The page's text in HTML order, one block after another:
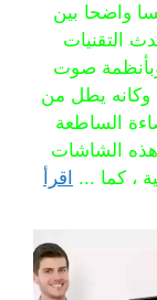
واضحا بين
التقنيات
140و 150 بوصة وبأنظمة صوت
وكانه يطل من
الساطعة
الشاشات
، كما ... اقرأ